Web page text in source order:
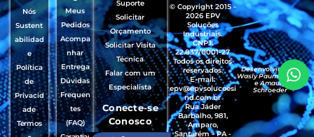
Nós
Sustent
abilidad
e
Política
de
Privacid
ade
Termos
Meus
Pedidos
Acompa
nhar
Entrega
Dúvidas
Frequen
tes
(FAQ)
Suporte
Solicitar
Orçamento
Solicitar Visita
Técnica
Falar com um
Especialista
Conecte-se
Conosco
© Copyright 2015 -
2026 EPV
Soluções
Industriais.
CNPJ:
22.837/0001-27
Todos os direitos
reservados.
E-mail:
epv@epvsolucoesi
nd.com.br
Rua Jáder
Barbalho, 981,
Amparo,
Santarém - PA -
Desenvolvido por
Wasly Paumgartten
e Amaury
Schroeder